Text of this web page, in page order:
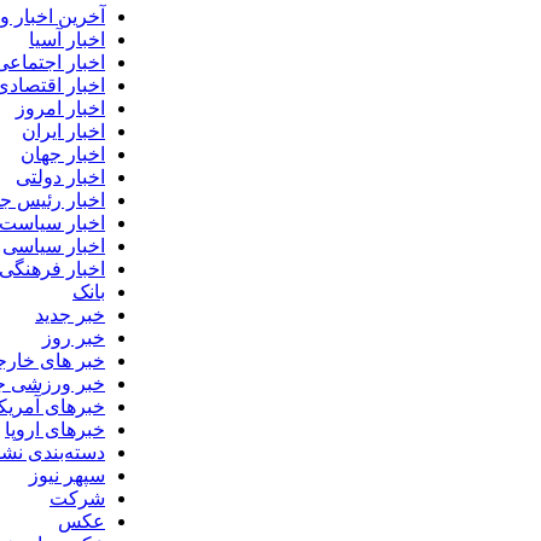
آخرین
اخبار آسیا
اخبار
اخبار
اخبار امروز
اخبار ایران
اخبار جهان
اخبار دولتی
اخبار رئیس
اخبار سیاست
اخبار سیاسی
اخبار فرهنگی
بانک
خبر جدید
خبر روز
خبر های
خبر ورزشی
خبرهای
خبرهای اروپا
دسته‌بندی
سپهر نیوز
شرکت
عکس